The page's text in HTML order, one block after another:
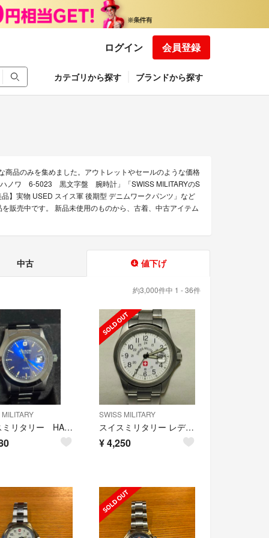
ログイン 会員登録
カテゴリから探す ブランドから探す
品のみを集めました。アウトレットやセールのような価格
ハノワ 6-5023 黒文字盤 腕時計」「SWISS MILITARYのS
】実物 USED スイス軍 後期型 デニムワークパンツ」など
販売中です。 新品未使用のものから、古着、中古アイテム
中古 値下げ
約3,000件中 1 - 36件
スイスミリタリー HANOWA 6-5023 腕時計
SWISS MILITARY
スイスミリタリー レディース クオーツ腕時計 6-613 7-713
¥4,250